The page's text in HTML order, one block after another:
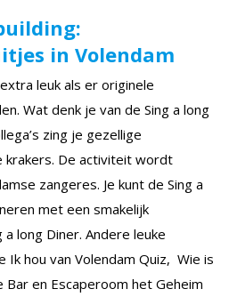
in Volendam
leuk als er originele
Wat denk je van de Sing a long
zing je gezellige
krakers. De activiteit wordt
zangeres. Je kunt de Sing a
met een smakelijk
long Diner. Andere leuke
Ik hou van Volendam Quiz, Wie is
Bar en Escaperoom het Geheim